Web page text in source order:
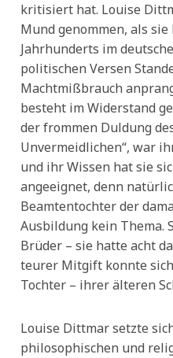
kritisiert hat. Louise
Mund genommen, als
Jahrhunderts im
politischen Versen
Machtmißbrauch
besteht im Widerstand
der frommen Duldung
Unvermeidlichen“, war
und ihr Wissen hat sie
angeeignet, denn
Beamtentochter der
Ausbildung kein Thema.
Brüder – sie hatte acht
teurer Mitgift konnte
Tochter – ihrer älteren
Louise Dittmar setzte
philosophischen und